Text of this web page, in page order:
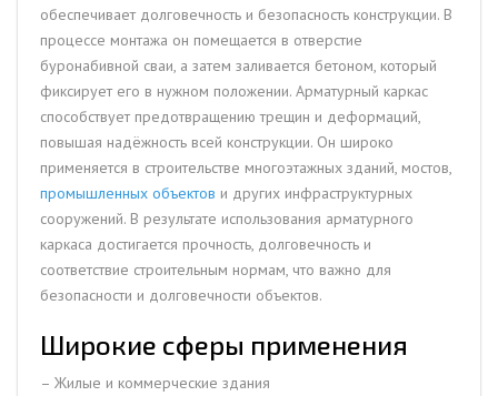
обеспечивает долговечность и безопасность конструкции. В
процессе монтажа он помещается в отверстие
буронабивной сваи, а затем заливается бетоном, который
фиксирует его в нужном положении. Арматурный каркас
способствует предотвращению трещин и деформаций,
повышая надёжность всей конструкции. Он широко
применяется в строительстве многоэтажных зданий, мостов,
промышленных объектов и других инфраструктурных
сооружений. В результате использования арматурного
каркаса достигается прочность, долговечность и
соответствие строительным нормам, что важно для
безопасности и долговечности объектов.
Широкие сферы применения
– Жилые и коммерческие здания